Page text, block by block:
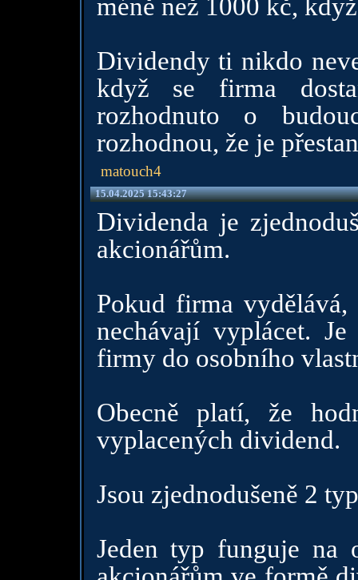
méně než 1000 kč,
Dividendy ti nikdo
když se firma
rozhodnuto o
rozhodnou, že je
matouch4
15.04.2025 15:43:27
Dividenda je
akcionářům.
Pokud firma
nechávají vyplácet.
firmy do osobního
Obecně platí, že
vyplacených dividend.
Jsou zjednodušeně 2
Jeden typ funguje na